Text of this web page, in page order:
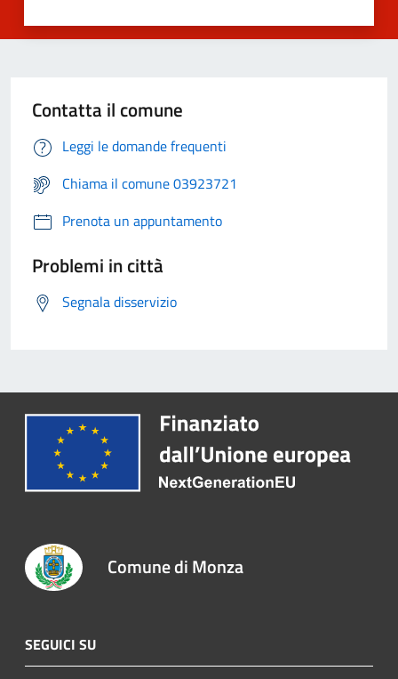
Contatta il comune
Leggi le domande frequenti
Chiama il comune 03923721
Prenota un appuntamento
Problemi in città
Segnala disservizio
Comune di Monza
SEGUICI SU